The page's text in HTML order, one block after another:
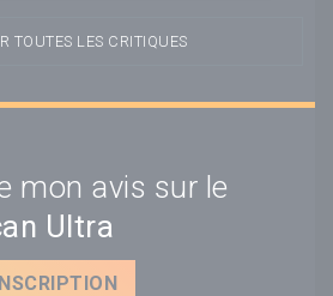
TOUTES LES CRITIQUES
mon avis sur le
Ultra